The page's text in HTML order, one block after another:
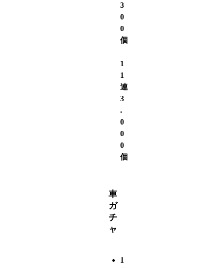
3
0
0
個
1
1
連
3
.
0
0
0
個
車
ガ
チ
ャ
1